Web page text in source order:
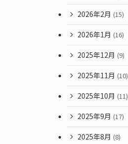
2026年2月 (15)
2026年1月 (16)
2025年12月 (9)
2025年11月 (10)
2025年10月 (11)
2025年9月 (17)
2025年8月 (8)